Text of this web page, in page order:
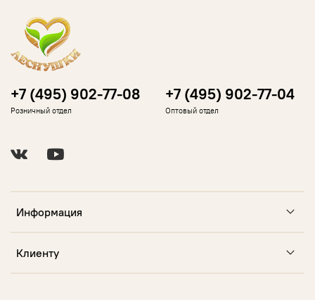
Информация
Клиенту
+7 (495) 902-77-08
Розничный отдел
+7 (495) 902-77-04
Оптовый отдел